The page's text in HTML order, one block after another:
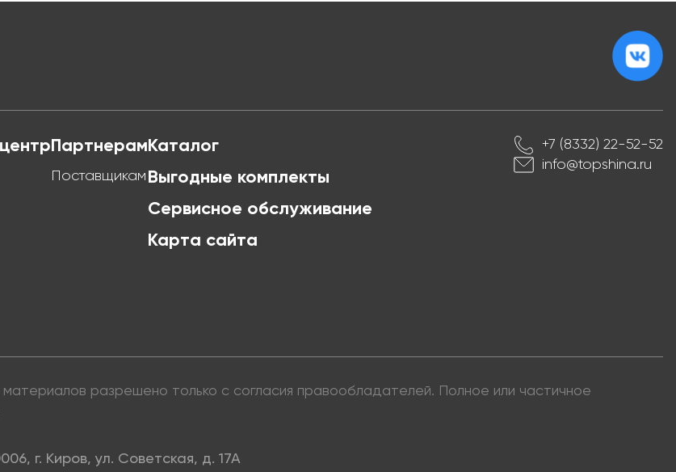
Партнерам
Поставщикам
Каталог
Выгодные комплекты
Сервисное обслуживание
Карта сайта
+7 (8332) 22-52-52
info@topshina.ru
разрешено только с согласия правообладателей. Полное или частичное
г. Киров, ул. Советская, д. 17А